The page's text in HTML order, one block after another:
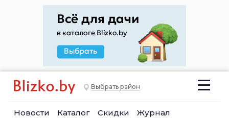
Выбрать район
Новости Каталог Скидки Журнал